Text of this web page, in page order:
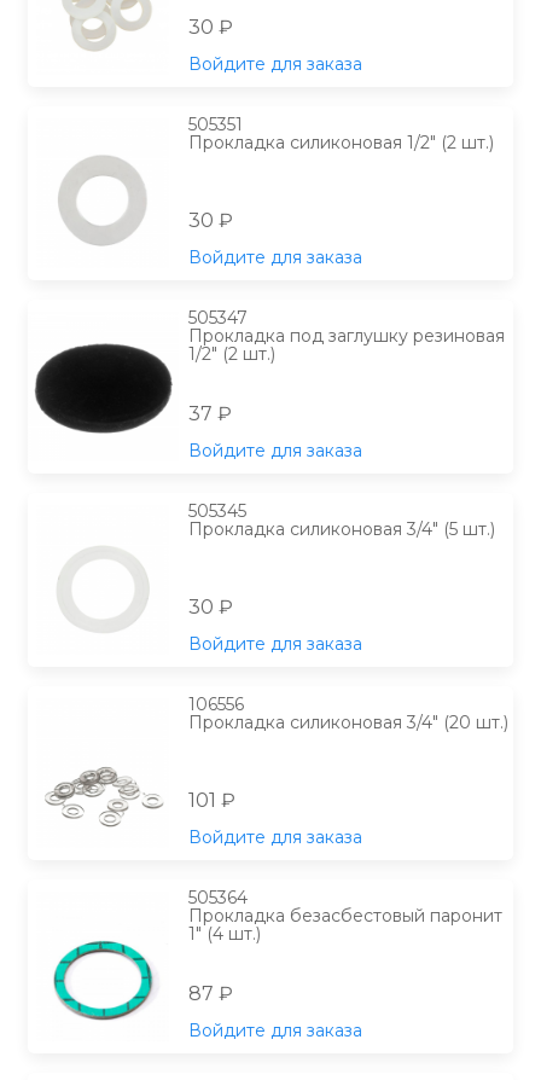
30 ₽
Войдите для заказа
505351
Прокладка силиконовая 1/2" (2 шт.)
30 ₽
Войдите для заказа
505347
Прокладка под заглушку резиновая
1/2" (2 шт.)
37 ₽
Войдите для заказа
505345
Прокладка силиконовая 3/4" (5 шт.)
30 ₽
Войдите для заказа
106556
Прокладка силиконовая 3/4" (20 шт.)
101 ₽
Войдите для заказа
505364
Прокладка безасбестовый паронит
1" (4 шт.)
87 ₽
Войдите для заказа